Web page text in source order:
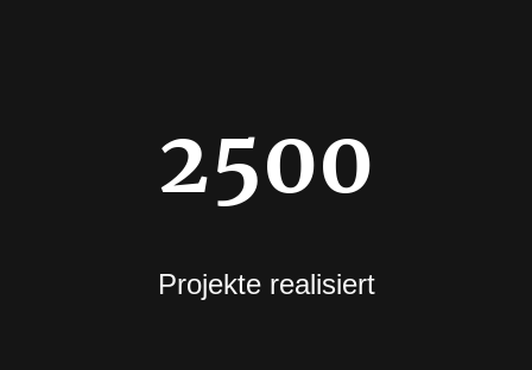
2500
Projekte realisiert